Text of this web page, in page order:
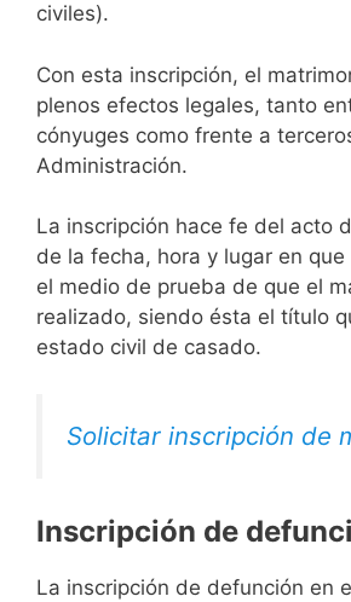
civiles).
Con esta inscripción, el
plenos efectos legales, tanto
cónyuges como frente a
Administración.
La inscripción hace fe del acto
de la fecha, hora y lugar en que
el medio de prueba de que el
realizado, siendo ésta el título
estado civil de casado.
Solicitar inscripción de
Inscripción de
La inscripción de defunción en